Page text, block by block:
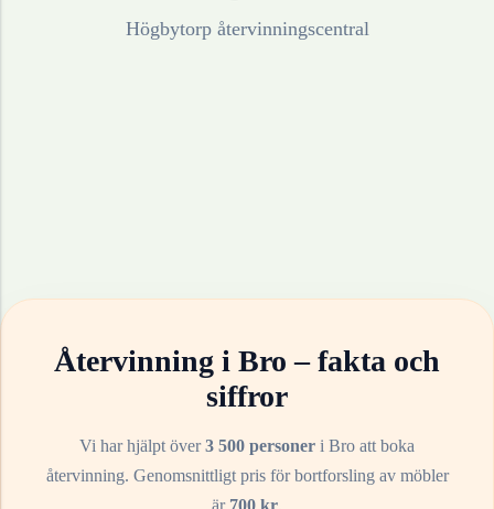
Högbytorp återvinningscentral
Återvinning i Bro – fakta och
siffror
Vi har hjälpt över3 500 personer i Bro att boka
återvinning. Genomsnittligt pris för bortforsling av möbler